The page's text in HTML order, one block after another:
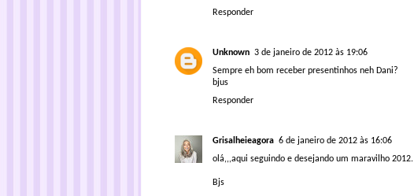
Responder
Unknown 3 de janeiro de 2012 às 19:06
Sempre eh bom receber presentinhos neh Dani?
bjus
Responder
Grisalheieagora 6 de janeiro de 2012 às 16:06
olá,,,aqui seguindo e desejando um maravilho 2012.
Bjs